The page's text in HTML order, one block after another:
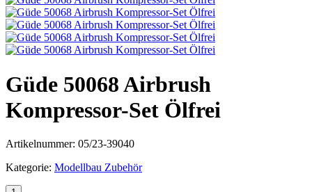
Güde 50068 Airbrush
Kompressor-Set Ölfrei
Artikelnummer: 05/23-39040
Kategorie: Modellbau Zubehör